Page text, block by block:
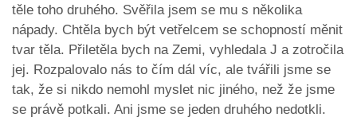
těle toho druhého. Svěřila jsem se mu s několika
nápady. Chtěla bych být vetřelcem se schopností měnit
tvar těla. Přiletěla bych na Zemi, vyhledala J a zotročila
jej. Rozpalovalo nás to čím dál víc, ale tvářili jsme se
tak, že si nikdo nemohl myslet nic jiného, než že jsme
se právě potkali. Ani jsme se jeden druhého nedotkli.